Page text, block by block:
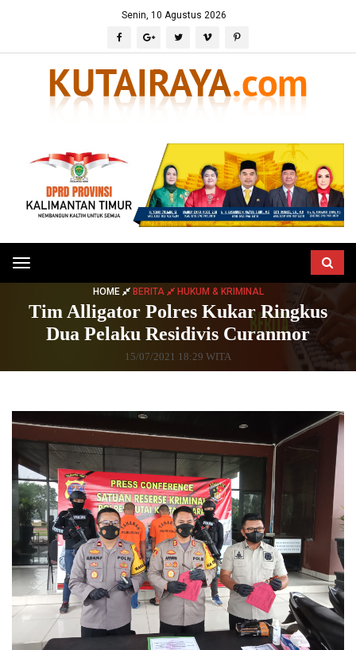
Senin, 10 Agustus 2026
Toggle
navigation
HOME BERITA HUKUM & KRIMINAL
Tim Alligator Polres Kukar Ringkus
Dua Pelaku Residivis Curanmor
15/07/2021 18:29 WITA